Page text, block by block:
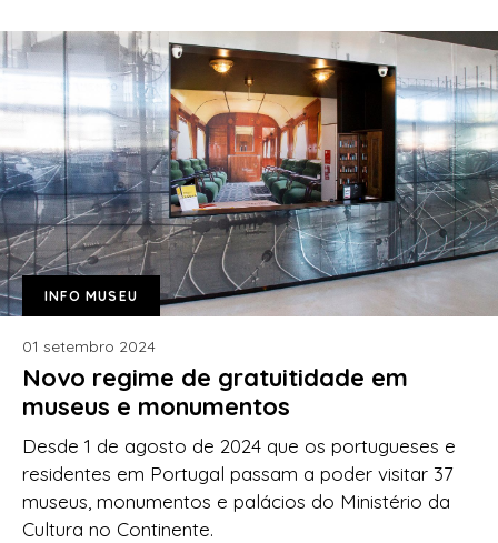
INFO MUSEU
01 setembro 2024
Novo regime de gratuitidade em
museus e monumentos
Desde 1 de agosto de 2024 que os portugueses e
residentes em Portugal passam a poder visitar 37
museus, monumentos e palácios do Ministério da
Cultura no Continente.